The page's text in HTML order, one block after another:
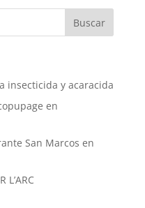
insecticida y acaracida
en
San Marcos en
L’ARC